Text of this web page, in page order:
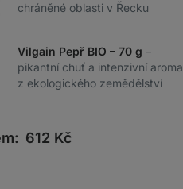
chráněné oblasti v Řecku
Vilgain Pepř BIO – 70 g –
pikantní chuť a intenzivní aroma,
z ekologického zemědělství
612 Kč